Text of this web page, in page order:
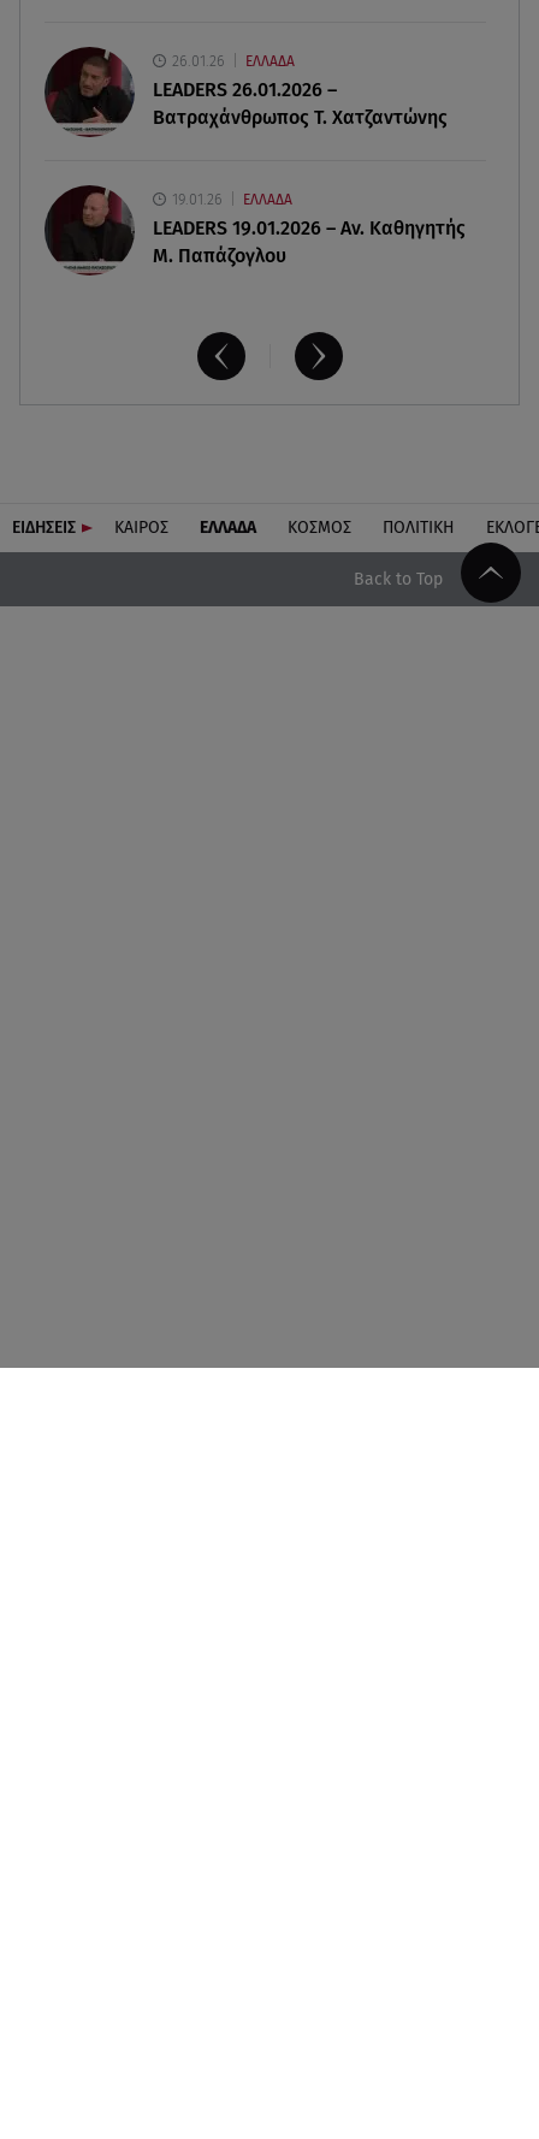
Σαμοθράκη: Συγκλονιστική διάσωση 15χρονης
από δύσβατο φαράγγι
26.01.26 ΕΛΛΑΔΑ
LEADERS 26.01.2026 –
Βατραχάνθρωπος Τ. Χατζαντώνης
19.01.26 ΕΛΛΑΔΑ
LEADERS 19.01.2026 – Αν. Καθηγητής
Μ. Παπάζογλου
ΕΙΔΗΣΕΙΣ ΚΑΙΡΟΣ ΕΛΛΑΔΑ ΚΟΣΜΟΣ ΠΟΛΙΤΙΚΗ
Back to Top